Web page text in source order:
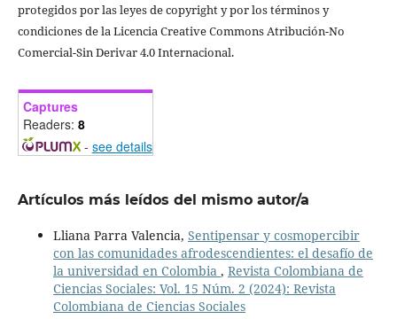
protegidos por las leyes de copyright y por los términos y
condiciones de la Licencia Creative Commons Atribución-No
Comercial-Sin Derivar 4.0 Internacional.
Captures
Readers: 8
- see details
Artículos más leídos del mismo autor/a
Lliana Parra Valencia, Sentipensar y cosmopercibir
con las comunidades afrodescendientes: el desafío de
la universidad en Colombia , Revista Colombiana de
Ciencias Sociales: Vol. 15 Núm. 2 (2024): Revista
Colombiana de Ciencias Sociales